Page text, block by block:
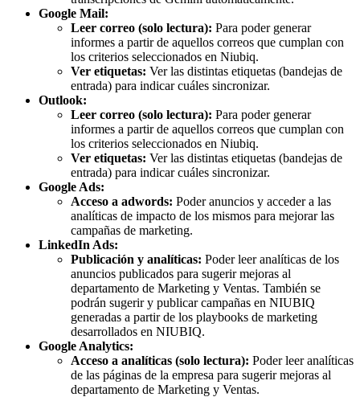
Google Mail:
Leer correo (solo lectura): Para poder generar
informes a partir de aquellos correos que cumplan con
los criterios seleccionados en Niubiq.
Ver etiquetas: Ver las distintas etiquetas (bandejas de
entrada) para indicar cuáles sincronizar.
Outlook:
Leer correo (solo lectura): Para poder generar
informes a partir de aquellos correos que cumplan con
los criterios seleccionados en Niubiq.
Ver etiquetas: Ver las distintas etiquetas (bandejas de
entrada) para indicar cuáles sincronizar.
Google Ads:
Acceso a adwords: Poder anuncios y acceder a las
analíticas de impacto de los mismos para mejorar las
campañas de marketing.
LinkedIn Ads:
Publicación y analíticas: Poder leer analíticas de los
anuncios publicados para sugerir mejoras al
departamento de Marketing y Ventas. También se
podrán sugerir y publicar campañas en NIUBIQ
generadas a partir de los playbooks de marketing
desarrollados en NIUBIQ.
Google Analytics:
Acceso a analíticas (solo lectura): Poder leer analíticas
de las páginas de la empresa para sugerir mejoras al
departamento de Marketing y Ventas.